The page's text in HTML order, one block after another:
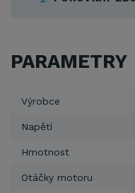
PARAMETRY
Výrobce
Napětí
Hmotnost
Otáčky motoru